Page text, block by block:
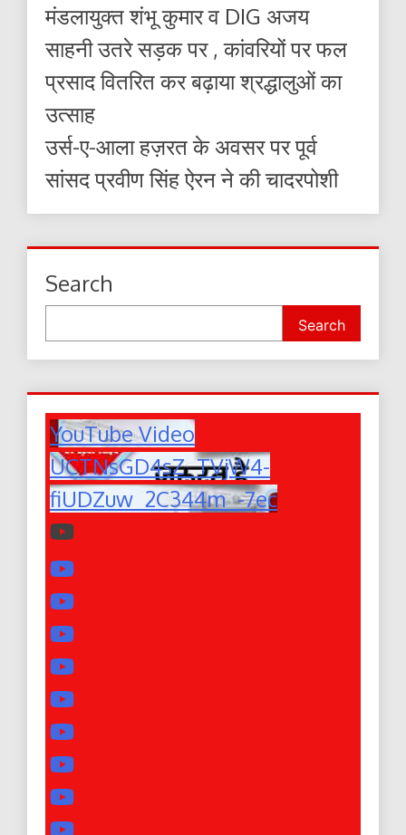
मंडलायुक्त शंभू कुमार व DIG अजय
साहनी उतरे सड़क पर , कांवरियों पर फल
प्रसाद वितरित कर बढ़ाया श्रद्धालुओं का
उत्साह
उर्स-ए-आला हज़रत के अवसर पर पूर्व
सांसद प्रवीण सिंह ऐरन ने की चादरपोशी
Search
Search
YouTube Video
UCTNsGD4sZ_TVjW4-
fiUDZuw_2C344m_-7ec